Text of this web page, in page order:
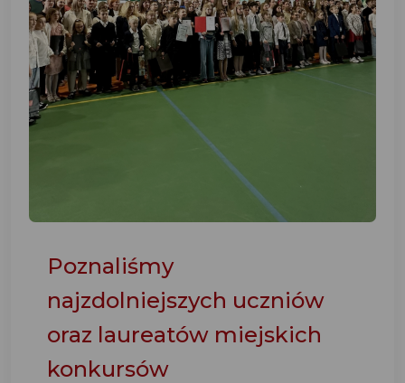
Poznaliśmy
najzdolniejszych uczniów
oraz laureatów miejskich
konkursów